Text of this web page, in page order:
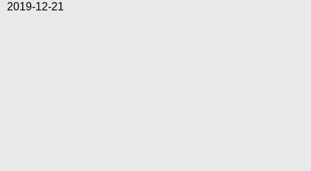
2019-12-21